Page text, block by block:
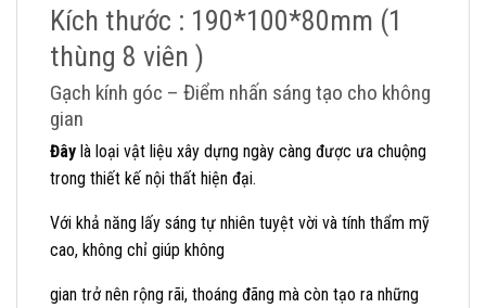
Kích thước : 190*100*80mm (1
thùng 8 viên )
Gạch kính góc – Điểm nhấn sáng tạo cho không
gian
Đây là loại vật liệu xây dựng ngày càng được ưa chuộng
trong thiết kế nội thất hiện đại.
Với khả năng lấy sáng tự nhiên tuyệt vời và tính thẩm mỹ
cao, không chỉ giúp không
gian trở nên rộng rãi, thoáng đãng mà còn tạo ra những